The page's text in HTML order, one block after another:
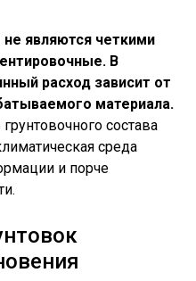
являются четкими
В
расход зависит от
материала.
состава
среда
и порче